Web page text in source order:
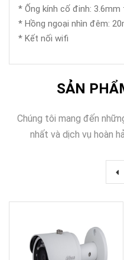
* Ống kính cố đinh: 3.6mm
* Hồng ngoại nhìn đêm:
* Kết nối wifi
SẢN
Chúng tôi mang đến
nhất và dịch vụ hoàn